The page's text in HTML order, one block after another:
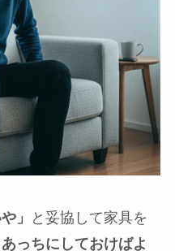
」
と妥協して家具を
あっちにしておけばよ